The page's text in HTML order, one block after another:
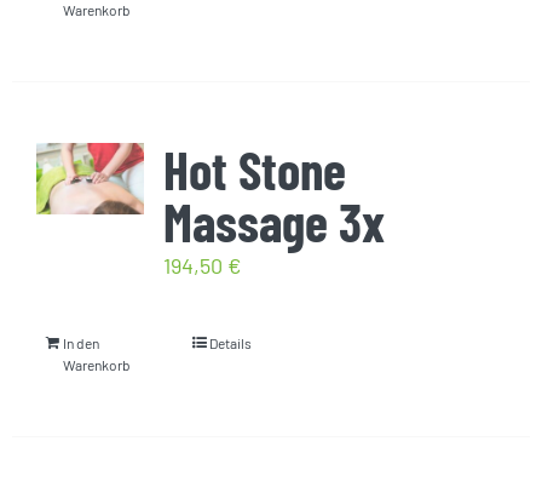
Warenkorb
Hot Stone
Massage 3x
194,50 €
In den
Warenkorb
Details